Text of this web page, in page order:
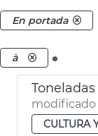
En portada
à .
modificado
CULTURA